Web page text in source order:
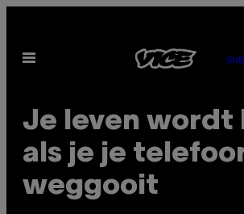
de Open
Je leven wordt
als je je
weggooit